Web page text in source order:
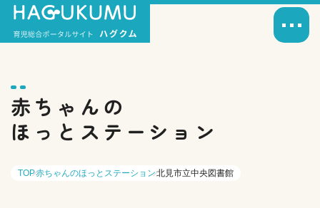
赤ちゃんの
ほっとステーション
TOP赤ちゃんのほっとステーション北見市立中央図書館